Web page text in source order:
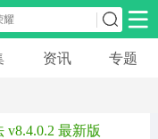
安卓游戏
资讯 专题
v8.4.0.2 最新版